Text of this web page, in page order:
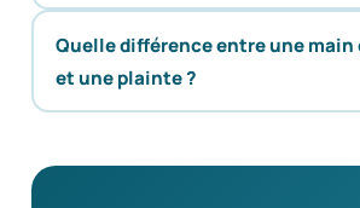
Quelle différence entre une
et une plainte ?